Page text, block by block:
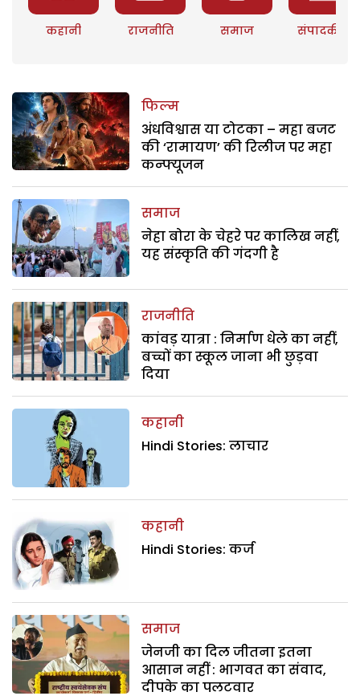
कहानी राजनीति समाज संपादकीय
फिल्म
अंधविश्वास या टोटका – महा बजट
की ‘रामायण’ की रिलीज पर महा
कन्फ्यूजन
समाज
नेहा बोरा के चेहरे पर कालिख नहीं,
यह संस्कृति की गंदगी है
राजनीति
कांवड़ यात्रा : निर्माण धेले का नहीं,
बच्चों का स्कूल जाना भी छुड़वा
दिया
कहानी
Hindi Stories: लाचार
कहानी
Hindi Stories: कर्ज
समाज
जेनजी का दिल जीतना इतना
आसान नहीं : भागवत का संवाद,
दीपके का पलटवार